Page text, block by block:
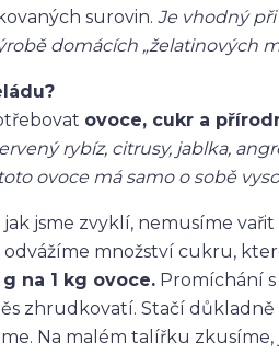
surovin. Je vhodný
domácích „želatinových
ovoce, cukr a
rybíz, citrusy, jablka,
toto ovoce má samo o sobě
jsme zvyklí, nemusíme
odvážíme množství cukru,
na 1 kg ovoce. Promíchání
zhrudkovatí. Stačí
Na malém talířku zkusíme,